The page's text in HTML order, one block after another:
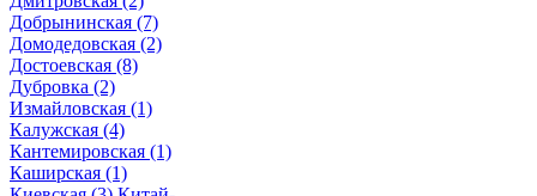
Добрынинская (7)
Домодедовская (2)
Достоевская (8)
Дубровка (2)
Измайловская (1)
Калужская (4)
Кантемировская (1)
Каширская (1)